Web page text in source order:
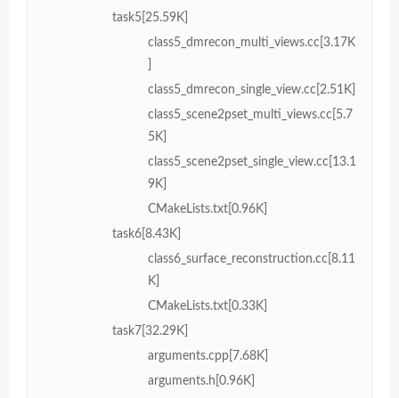
task5[25.59K]
class5_dmrecon_multi_views.cc[3.17K
class5_dmrecon_single_view.cc[2.51K]
class5_scene2pset_multi_views.cc[5.7
5K]
class5_scene2pset_single_view.cc[13.1
9K]
CMakeLists.txt[0.96K]
task6[8.43K]
class6_surface_reconstruction.cc[8.11
K]
CMakeLists.txt[0.33K]
task7[32.29K]
arguments.cpp[7.68K]
arguments.h[0.96K]